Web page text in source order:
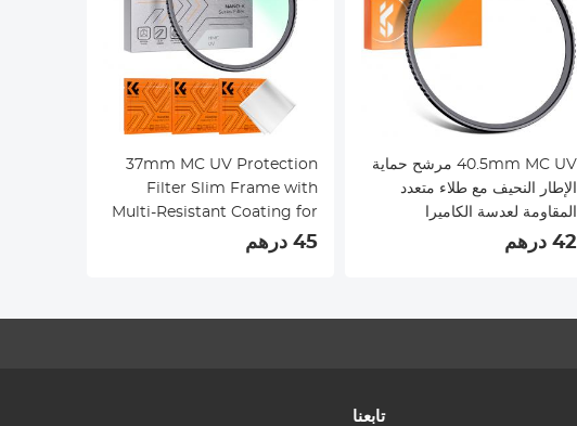
40.5mm MC UV مرشح حماية
الإطار النحيف مع طلاء متعدد
المقاومة لعدسة الكاميرا
42 درهم
37mm MC UV Protection
Filter Slim Frame with
Multi-Resistant Coating for
Camera Lens Nano-Klear
45 درهم
تابعنا